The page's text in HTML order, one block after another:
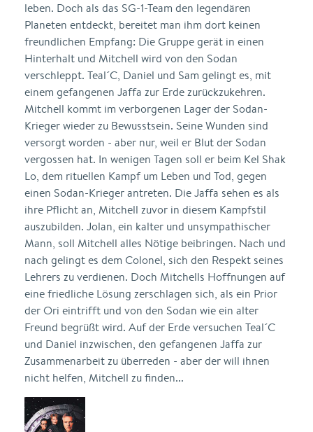
leben. Doch als das SG-1-Team den legendären
Planeten entdeckt, bereitet man ihm dort keinen
freundlichen Empfang: Die Gruppe gerät in einen
Hinterhalt und Mitchell wird von den Sodan
verschleppt. Teal´C, Daniel und Sam gelingt es, mit
einem gefangenen Jaffa zur Erde zurückzukehren.
Mitchell kommt im verborgenen Lager der Sodan-
Krieger wieder zu Bewusstsein. Seine Wunden sind
versorgt worden - aber nur, weil er Blut der Sodan
vergossen hat. In wenigen Tagen soll er beim Kel Shak
Lo, dem rituellen Kampf um Leben und Tod, gegen
einen Sodan-Krieger antreten. Die Jaffa sehen es als
ihre Pflicht an, Mitchell zuvor in diesem Kampfstil
auszubilden. Jolan, ein kalter und unsympathischer
Mann, soll Mitchell alles Nötige beibringen. Nach und
nach gelingt es dem Colonel, sich den Respekt seines
Lehrers zu verdienen. Doch Mitchells Hoffnungen auf
eine friedliche Lösung zerschlagen sich, als ein Prior
der Ori eintrifft und von den Sodan wie ein alter
Freund begrüßt wird. Auf der Erde versuchen Teal´C
und Daniel inzwischen, den gefangenen Jaffa zur
Zusammenarbeit zu überreden - aber der will ihnen
nicht helfen, Mitchell zu finden...